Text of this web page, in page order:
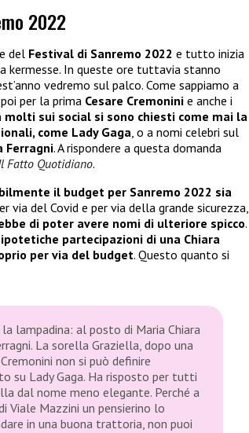
2022
del Festival di Sanremo 2022 e tutto inizia
kermesse. In queste ore tuttavia stanno
vedremo sul palco. Come sappiamo a
per la prima Cesare Cremonini e anche i
molti sui social si sono chiesti come mai la
come Lady Gaga, o a nomi celebri sul
Ferragni. A rispondere a questa domanda
Fatto Quotidiano.
il budget per Sanremo 2022 sia
via del Covid e per via della grande sicurezza,
di poter avere nomi di ulteriore spicco.
partecipazioni di una Chiara
per via del budget. Questo quanto si
lampadina: al posto di Maria Chiara
La sorella Graziella, dopo una
non si può definire
su Lady Gaga. Ha risposto per tutti
dal nome meno elegante. Perché a
Viale Mazzini un pensierino lo
in una buona trattoria, non puoi